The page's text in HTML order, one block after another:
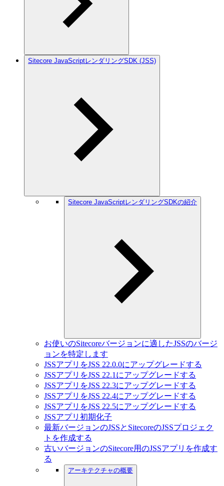
Sitecore JavaScriptレンダリングSDK (JSS)
Sitecore JavaScriptレンダリングSDKの紹介
お使いのSitecoreバージョンに適したJSSのバージ
ョンを特定します
JSSアプリをJSS 22.0.0にアップグレードする
JSSアプリをJSS 22.1にアップグレードする
JSSアプリをJSS 22.3にアップグレードする
JSSアプリをJSS 22.4にアップグレードする
JSSアプリをJSS 22.5にアップグレードする
JSSアプリ初期化子
最新バージョンのJSSとSitecoreのJSSプロジェク
トを作成する
古いバージョンのSitecore用のJSSアプリを作成す
る
アーキテクチャの概要